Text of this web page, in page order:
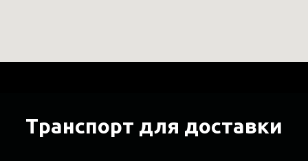
Транспорт для доставки